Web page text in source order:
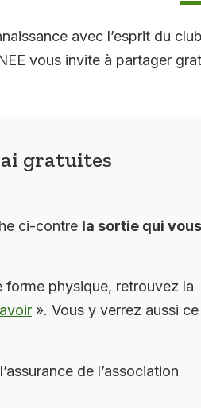
avec l’esprit du
vous invite à partager
gratuites
ci-contre la sortie qui vous
forme physique, retrouvez la
». Vous y verrez aussi ce
de l’association